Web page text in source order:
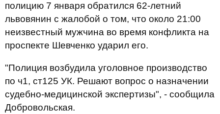
полицию 7 января обратился 62-летний
львовянин с жалобой о том, что около 21:00
неизвестный мужчина во время конфликта на
проспекте Шевченко ударил его.
"Полиция возбудила уголовное производство
по ч1, ст125 УК. Решают вопрос о назначении
судебно-медицинской экспертизы", - сообщила
Добровольская.